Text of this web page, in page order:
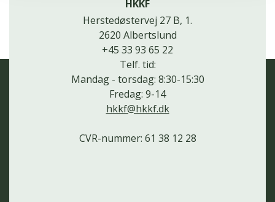
HKKF
Herstedøstervej 27 B, 1.
2620 Albertslund
+45 33 93 65 22
Telf. tid:
Mandag - torsdag: 8:30-15:30
Fredag: 9-14
hkkf@hkkf.dk
CVR-nummer: 61 38 12 28